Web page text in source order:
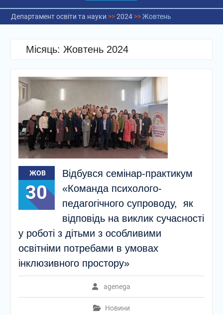
Департамент освіти та науки >>2024>>Жовтень
Місяць: Жовтень 2024
ЖОВ
30
Відбувся семінар-практикум
«Команда психолого-
педагогічного супроводу, як
відповідь на виклик сучасності
у роботі з дітьми з особливими
освітніми потребами в умовах
інклюзивного простору»
agenega
Новини